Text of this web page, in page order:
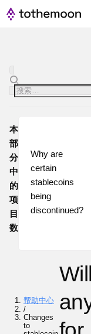
本
部
分
中
的
项
目
数
Why are
certain
stablecoins
being
discontinued?
帮助中心
/
Changes
to